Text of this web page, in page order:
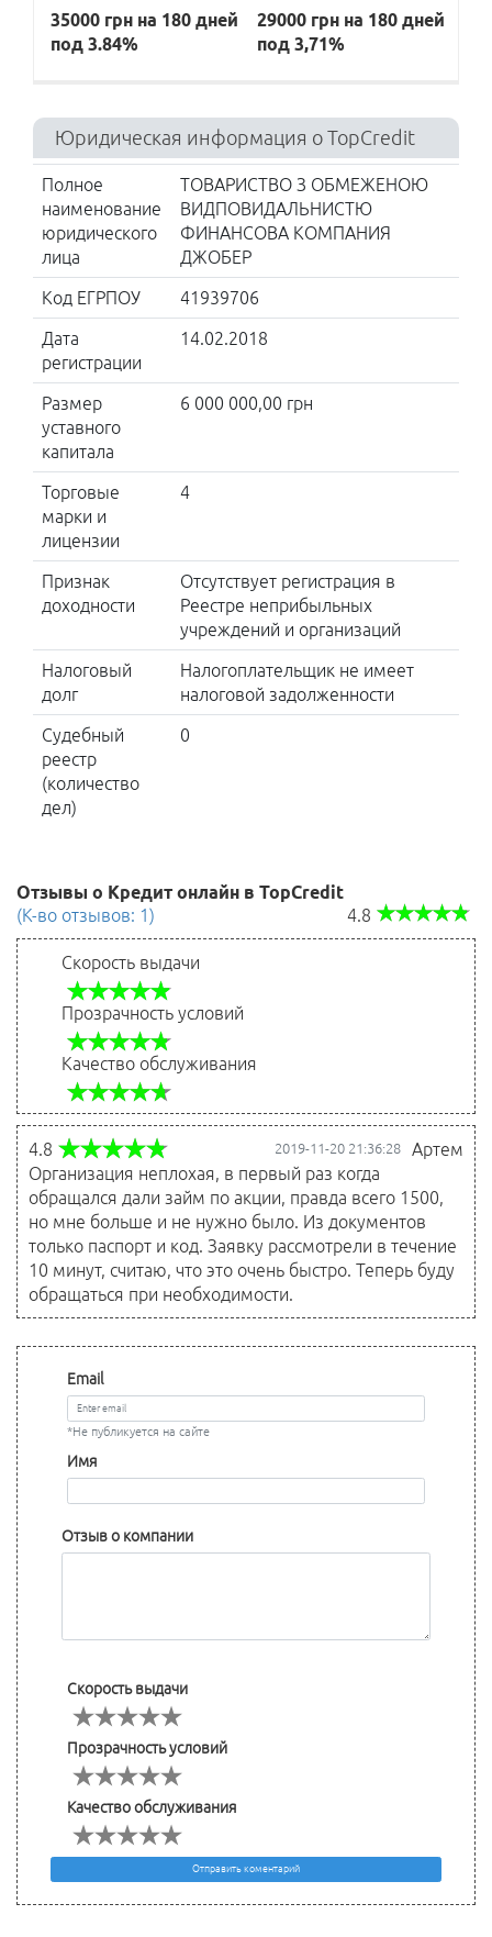
Деньги до
зарплаты
Moneyveo
Miloan
Ccloan
CreditPlus
Loany
Швидко
E-groshi
UA
35000 грн на 180 дней
под 3.84%
29000 грн на 180 дней
под 3,71%
Юридическая информация о TopCredit
Полное
наименование
юридического
лица
ТОВАРИСТВО З ОБМЕЖЕНОЮ
ВИДПОВИДАЛЬНИСТЮ
ФИНАНСОВА КОМПАНИЯ
ДЖОБЕР
Код ЕГРПОУ 41939706
Дата
регистрации
14.02.2018
Размер
уставного
капитала
6 000 000,00 грн
Торговые
марки и
лицензии
4
Признак
доходности
Отсутствует регистрация в
Реестре неприбыльных
учреждений и организаций
Налоговый
долг
Налогоплательщик не имеет
налоговой задолженности
Судебный
реестр
(количество
дел)
0
Отзывы о Кредит онлайн в TopCredit
4.8
(К-во отзывов: 1)
Скорость выдачи
Прозрачность условий
Качество обслуживания
4.8 2019-11-20 21:36:28
Артем
Организация неплохая, в первый раз когда
обращался дали займ по акции, правда всего 1500,
но мне больше и не нужно было. Из документов
только паспорт и код. Заявку рассмотрели в течение
10 минут, считаю, что это очень быстро. Теперь буду
обращаться при необходимости.
Email
*Не публикуется на сайте
Имя
Отзыв о компании
Скорость выдачи
Прозрачность условий
Качество обслуживания
Отправить коментарий